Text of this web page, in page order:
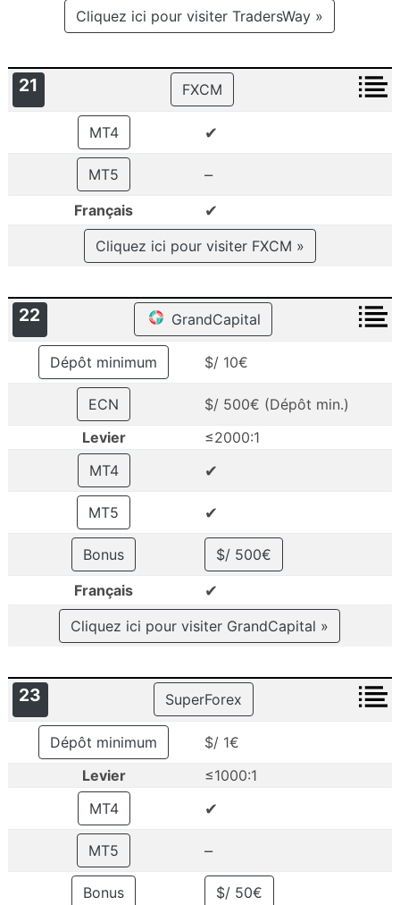
Cliquez ici pour visiter TradersWay »
21 FXCM
MT4 ✔
MT5 –
Français ✔
Cliquez ici pour visiter FXCM »
22 GrandCapital
Dépôt minimum $/ 10€
ECN
$/ 500€ (Dépôt min.)
Levier
≤2000:1
MT4
✔
MT5 ✔
Bonus
$/ 500€
Français
✔
Cliquez ici pour visiter GrandCapital »
23 SuperForex
Dépôt minimum
$/ 1€
Levier
≤1000:1
MT4
✔
MT5 –
Bonus
$/ 50€